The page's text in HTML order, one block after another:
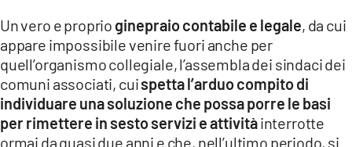
LACAPITALENEWS.IT
App
ANDROID
Un vero e proprio ginepraio contabile e legale, da cui
appare impossibile venire fuori anche per
quell’organismo collegiale, l’assembla dei sindaci dei
comuni associati, cuispetta l’arduo compito di
individuare una soluzione che possa porre le basi
per rimettere in sesto servizi e attivitàinterrotte
ormai da quasi due anni e che, nell’ultimo periodo, si